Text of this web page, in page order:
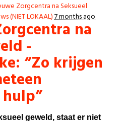
Zorgcentra na Seksueel
(NIET LOKAAL)7 months ago
na
-
“Zo krijgen
geweld, staat er niet